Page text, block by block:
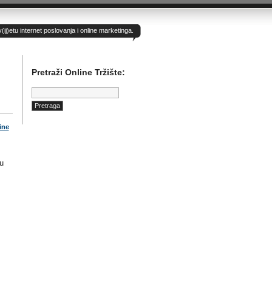
internet poslovanja i online marketinga.
Pretraži Online Tržište:
Pretraga: